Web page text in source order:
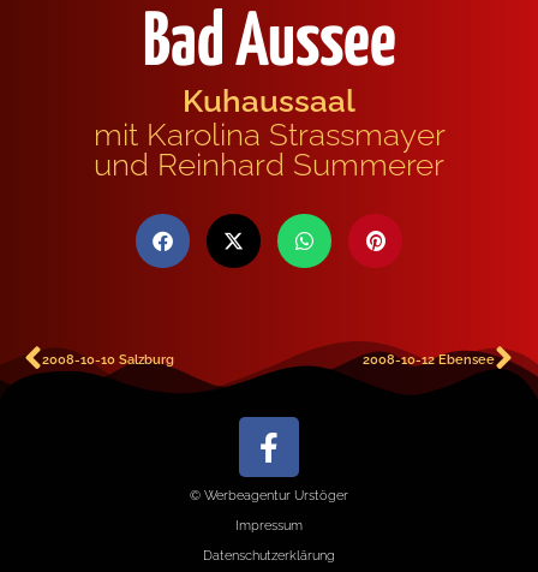
Bad Aussee
Kuhaussaal
mit Karolina Strassmayer
und Reinhard Summerer
2008-10-10 Salzburg 2008-10-12 Ebensee
© Werbeagentur Urstöger
Impressum
Datenschutzerklärung